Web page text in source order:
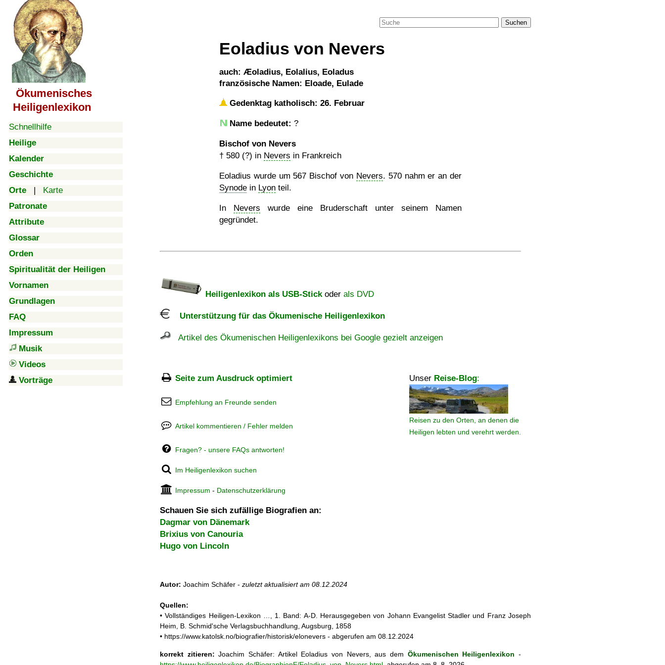
Ökumenisches
Heiligenlexikon
Schnellhilfe
Heilige
Kalender
Geschichte
Orte | Karte
Patronate
Attribute
Glossar
Orden
Spiritualität der Heiligen
Vornamen
Grundlagen
FAQ
Impressum
Musik
Videos
Vorträge
Suchen
Eoladius von Nevers
auch: Æoladius, Eolalius, Eoladus
französische Namen: Eloade, Eulade
Gedenktag katholisch: 26. Februar
Name bedeutet: ?
Bischof von Nevers
† 580 (?) in Nevers in Frankreich
Eoladius wurde um 567 Bischof von Nevers. 570 nahm er an der
Synode in Lyon teil.
In Nevers wurde eine Bruderschaft unter seinem Namen
gegründet.
Heiligenlexikon als USB-Stickoder als DVD
Unterstützung für das Ökumenische Heiligenlexikon
Artikel des Ökumenischen Heiligenlexikons bei Google gezielt anzeigen
Seite zum Ausdruck optimiert Unser Reise-Blog:
Reisen zu den Orten, an denen die
Heiligen lebten und verehrt werden.
Empfehlung an Freunde senden
Artikel kommentieren / Fehler melden
Fragen? - unsere FAQs antworten!
Im Heiligenlexikon suchen
Impressum - Datenschutzerklärung
Schauen Sie sich zufällige Biografien an:
Dagmar von Dänemark
Brixius von Canouria
Hugo von Lincoln
Autor: Joachim Schäfer - zuletzt aktualisiert am 08.12.2024
Quellen:
• Vollständiges Heiligen-Lexikon …, 1. Band: A-D. Herausgegeben von Johann Evangelist Stadler und Franz Joseph
Heim, B. Schmid'sche Verlagsbuchhandlung, Augsburg, 1858
• https://www.katolsk.no/biografier/historisk/elonevers - abgerufen am 08.12.2024
korrekt zitieren: Joachim Schäfer: Artikel Eoladius von Nevers, aus dem Ökumenischen Heiligenlexikon -